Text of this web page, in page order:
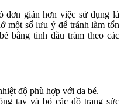
đơn giản hơn việc sử dụng lá
một số lưu ý để tránh làm tổn
bằng tinh dầu tràm theo các
độ phù hợp với da bé.
tay và bỏ các đồ trang sức